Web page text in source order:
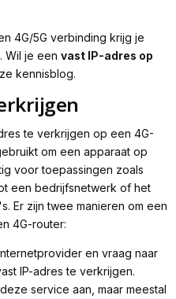
4G/5G verbinding krijg je
Wil je een vast IP-adres op
kennisblog.
te verkrijgen op een 4G-
om een apparaat op
voor toepassingen zoals
een bedrijfsnetwerk of het
Er zijn twee manieren om een
4G-router:
en vraag naar
IP-adres te verkrijgen.
service aan, maar meestal